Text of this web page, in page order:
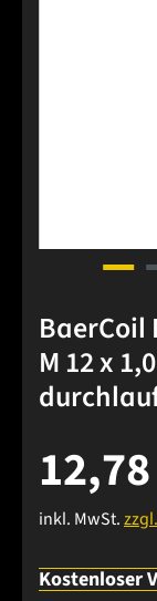
M 12 x
inkl. MwSt.
Kostenloser